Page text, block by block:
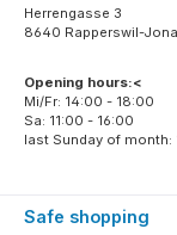
Safe shopping
Herrengasse 3
8640 Rapperswil-Jona
Opening hours:<
Mi/Fr: 14:00 - 18:00
Sa: 11:00 - 16:00
last Sunday of month: